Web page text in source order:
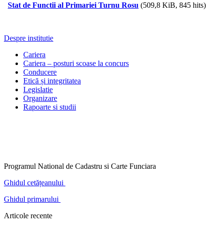
Stat de Functii al Primariei Turnu Rosu (509,8 KiB, 845 hits)
Despre institutie
Cariera
Cariera – posturi scoase la concurs
Conducere
Etică și integritatea
Legislatie
Organizare
Rapoarte si studii
Programul National de Cadastru si Carte Funciara
Ghidul cetățeanului
Ghidul primarului
Articole recente